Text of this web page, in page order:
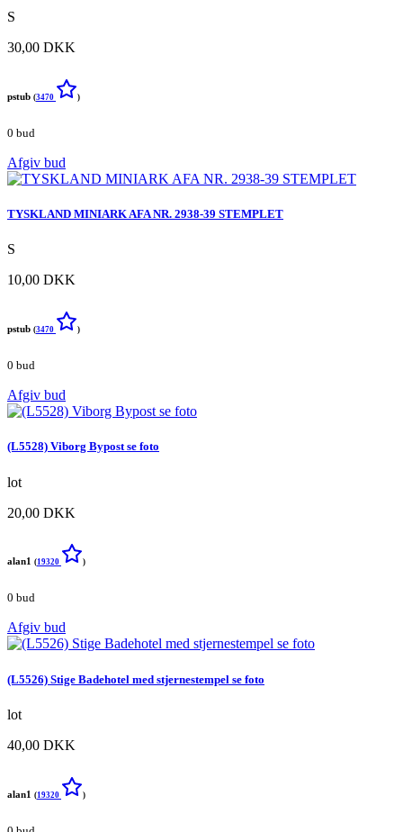
S
30,00 DKK
pstub (3470 )
0 bud
Afgiv bud
TYSKLAND MINIARK AFA NR. 2938-39 STEMPLET
S
10,00 DKK
pstub (3470 )
0 bud
Afgiv bud
(L5528) Viborg Bypost se foto
lot
20,00 DKK
alan1 (19320 )
0 bud
Afgiv bud
(L5526) Stige Badehotel med stjernestempel se foto
lot
40,00 DKK
alan1 (19320 )